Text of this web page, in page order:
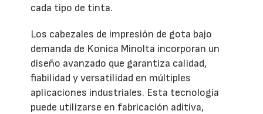
cada tipo de tinta.
Los cabezales de impresión de gota bajo
demanda de Konica Minolta incorporan un
diseño avanzado que garantiza calidad,
fiabilidad y versatilidad en múltiples
aplicaciones industriales. Esta tecnología
puede utilizarse en fabricación aditiva,